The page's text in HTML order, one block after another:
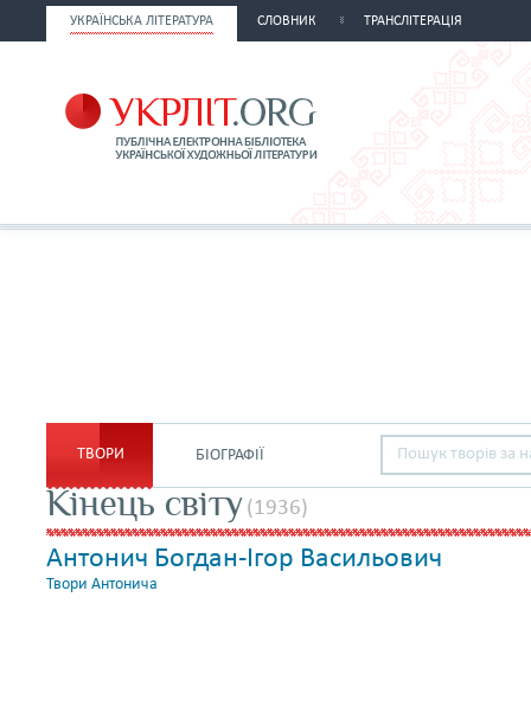
УКРАЇНСЬКА ЛІТЕРАТУРА СЛОВНИК ТРАНСЛІТЕРАЦІЯ
ТВОРИ БІОГРАФІЇ
Кінець світу (1936)
Антонич Богдан-Ігор Васильович
Твори Антонича